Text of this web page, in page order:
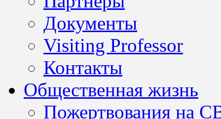
Документы
Visiting Professor
Контакты
Общественная жизнь
Пожертвования на